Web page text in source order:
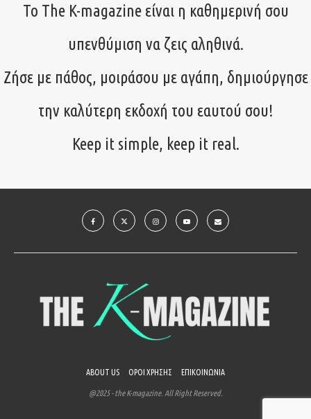
Το The K-magazine είναι η καθημερινή σου
υπενθύμιση να ζεις αληθινά.
Ζήσε με πάθος, μοιράσου με αγάπη, δημιούργησε
την καλύτερη εκδοχή του εαυτού σου!
Keep it simple, keep it real.
ABOUT US ΟΡΟΙ ΧΡΗΣΗΣ ΕΠΙΚΟΙΝΩΝΙΑ
@2025 - the K-magazine. All Right Reserved.